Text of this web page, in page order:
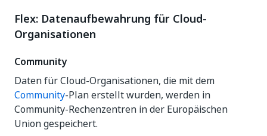
Flex: Datenaufbewahrung für Cloud-
Organisationen
Community
Daten für Cloud-Organisationen, die mit dem
Community-Plan erstellt wurden, werden in
Community-Rechenzentren in der Europäischen
Union gespeichert.